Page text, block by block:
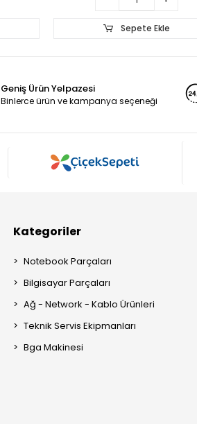
Sepete Ekle
Geniş Ürün Yelpazesi
Binlerce ürün ve kampanya seçeneği
Kategoriler
Notebook Parçaları
Bilgisayar Parçaları
Ağ - Network - Kablo Ürünleri
Teknik Servis Ekipmanları
Bga Makinesi